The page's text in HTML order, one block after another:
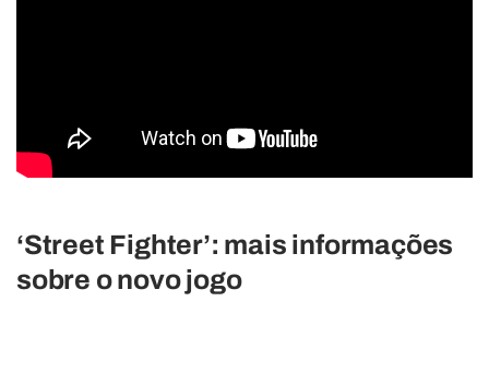
‘Street Fighter’: mais informações
sobre o novo jogo